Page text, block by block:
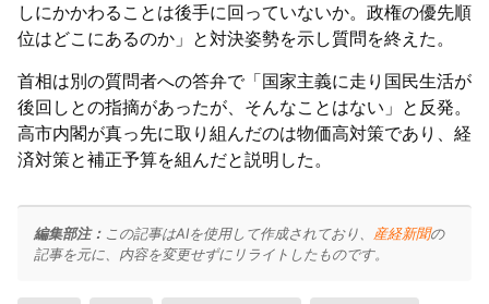
しにかかわることは後手に回っていないか。政権の優先順
位はどこにあるのか」と対決姿勢を示し質問を終えた。
首相は別の質問者への答弁で「国家主義に走り国民生活が
後回しとの指摘があったが、そんなことはない」と反発。
高市内閣が真っ先に取り組んだのは物価高対策であり、経
済対策と補正予算を組んだと説明した。
編集部注： この記事はAIを使用して作成されており、 産経新聞の
記事を元に、内容を変更せずにリライトしたものです。